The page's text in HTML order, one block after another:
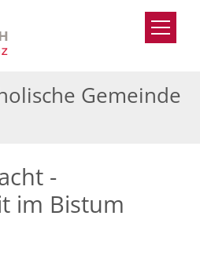
Gemeinde
-
im Bistum